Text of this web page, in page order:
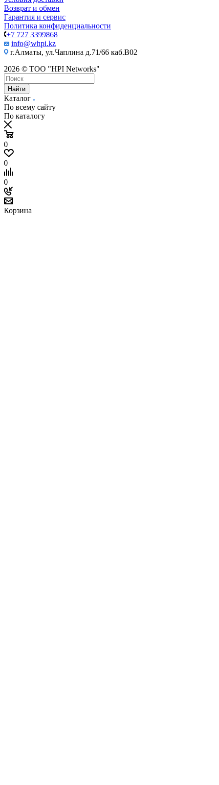
Возврат и обмен
Гарантия и сервис
Политика конфиденциальности
+7 727 3399868
info@whpi.kz
г.Алматы, ул.Чаплина д.71/66 каб.B02
2026 © ТОО "HPI Networks"
Найти
Каталог
По всему сайту
По каталогу
0
0
0
Корзина